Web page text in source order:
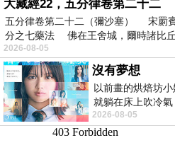
大藏經22，五分律卷第二十二
五分律卷第二十二（彌沙塞） 宋罽
分之七藥法 佛在王舍城，爾時諸比
2026-08-05
沒有夢想
以前畫的烘焙坊
就躺在床上吹冷
四點多跑的六公里
2026-08-05